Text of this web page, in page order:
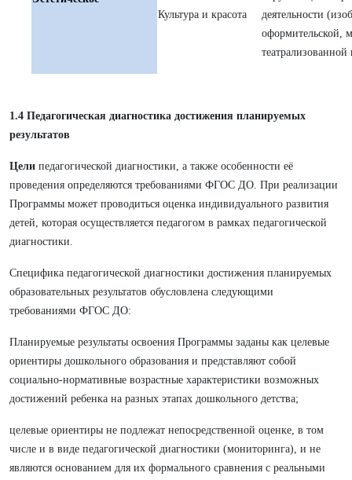
Культура и красота
деятельности
оформительской,
театрализованной
1.4 Педагогическая диагностика достижения планируемых
результатов
Цели педагогической диагностики, а также особенности её
проведения определяются требованиями ФГОС ДО. При реализации
Программы может проводиться оценка индивидуального развития
детей, которая осуществляется педагогом в рамках педагогической
диагностики.
Специфика педагогической диагностики достижения планируемых
образовательных результатов обусловлена следующими
требованиями ФГОС ДО:
Планируемые результаты освоения Программы заданы как целевые
ориентиры дошкольного образования и представляют собой
социально-нормативные возрастные характеристики возможных
достижений ребенка на разных этапах дошкольного детства;
целевые ориентиры не подлежат непосредственной оценке, в том
числе и в виде педагогической диагностики (мониторинга), и не
являются основанием для их формального сравнения с реальными